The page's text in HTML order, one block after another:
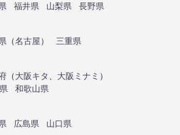
福井県 山梨県
長野県
（名古屋）
三重県
（大阪キタ 大阪ミナミ ）
和歌山県
広島県
山口県